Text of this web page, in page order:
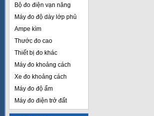
Bộ đo điện vạn năng
Máy đo độ dày lớp phủ
Ampe kìm
Thước đo cao
Thiết bị đo khác
Máy đo khoảng cách
Xe đo khoảng cách
Máy đo độ ẩm
Máy đo điện trở đất